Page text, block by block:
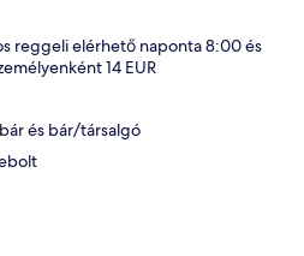
reggeli elérhető naponta 8:00 és
14 EUR
és bár/társalgó